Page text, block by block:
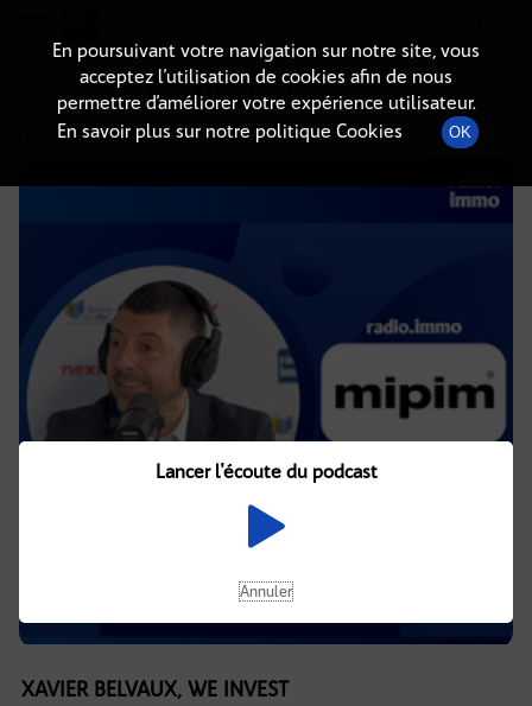
DÉTAILS DE L'ÉPISODE
11 mars 2025à 13h49 , durée : 16 minutes
XAVIER BELVAUX, WE INVEST
En poursuivant votre navigation sur notre site, vous
acceptez l’utilisation de cookies afin de nous
permettre d’améliorer votre expérience utilisateur.
En savoir plus sur notre politique Cookies
OK
Lancer l'écoute du podcast
Annuler